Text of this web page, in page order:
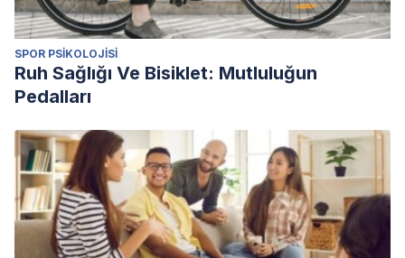
SPOR PSIKOLOJISI
Ruh Sağlığı Ve Bisiklet: Mutluluğun
Pedalları